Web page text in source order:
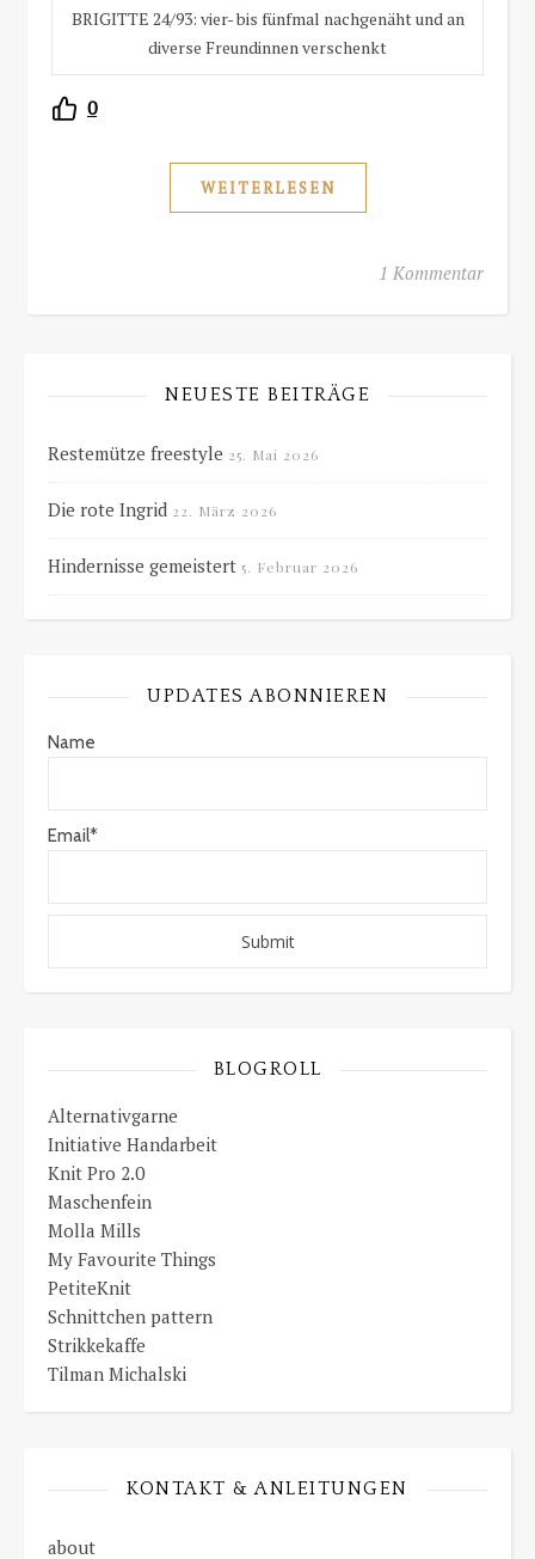
BRIGITTE 24/93: vier- bis fünfmal nachgenäht und an
diverse Freundinnen verschenkt
0
WEITERLESEN
1 Kommentar
NEUESTE BEITRÄGE
Restemütze freestyle 25. Mai 2026
Die rote Ingrid 22. März 2026
Hindernisse gemeistert 5. Februar 2026
UPDATES ABONNIEREN
Name
Email*
BLOGROLL
Alternativgarne
Initiative Handarbeit
Knit Pro 2.0
Maschenfein
Molla Mills
My Favourite Things
PetiteKnit
Schnittchen pattern
Strikkekaffe
Tilman Michalski
KONTAKT & ANLEITUNGEN
about